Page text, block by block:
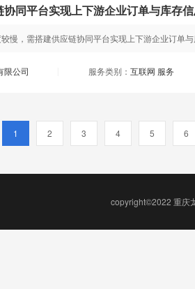
同平台实现上下游企业订单与库存
慢，需搭建供应链协同平台实现上下游企业订单
限公司 服务类别： 互联网 服务
1 2 3 4 5 6
copyright©2022 重庆